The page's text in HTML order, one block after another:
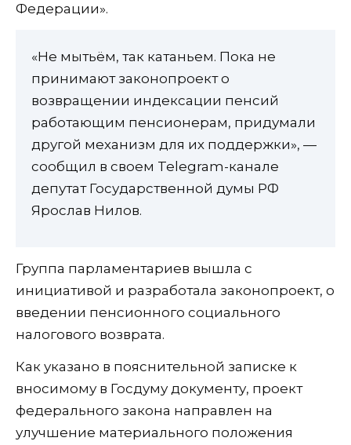
Федерации».
«Не мытьём, так катаньем. Пока не
принимают законопроект о
возвращении индексации пенсий
работающим пенсионерам, придумали
другой механизм для их поддержки», —
сообщил в своем Telegram-канале
депутат Государственной думы РФ
Ярослав Нилов.
Группа парламентариев вышла с
инициативой и разработала законопроект, о
введении пенсионного социального
налогового возврата.
Как указано в пояснительной записке к
вносимому в Госдуму документу, проект
федерального закона направлен на
улучшение материального положения